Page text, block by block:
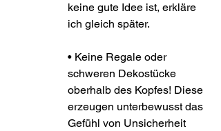
keine gute Idee ist, erkläre
ich gleich später.
• Keine Regale oder
schweren Dekostücke
oberhalb des Kopfes! Diese
erzeugen unterbewusst das
Gefühl von Unsicherheit